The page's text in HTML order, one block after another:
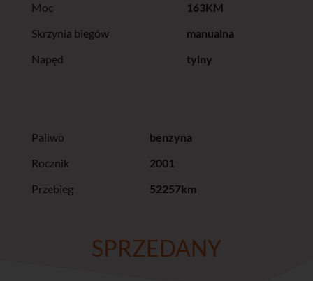
Moc
163KM
Skrzynia biegów
manualna
Napęd
tylny
Paliwo
benzyna
Rocznik
2001
Przebieg
52257km
SPRZEDANY